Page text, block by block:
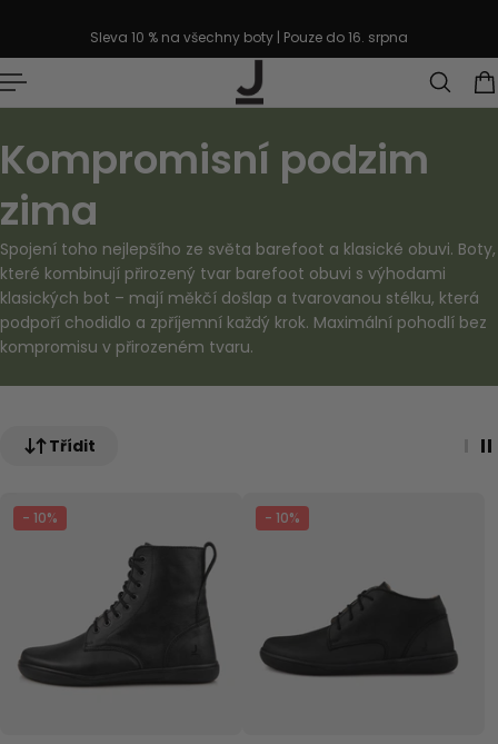
Sleva 10 % na všechny boty | Pouze do 16. srpna
Kompromisní podzim
zima
Spojení toho nejlepšího ze světa barefoot a klasické obuvi. Boty,
které kombinují přirozený tvar barefoot obuvi s výhodami
klasických bot – mají měkčí došlap a tvarovanou stélku, která
podpoří chodidlo a zpříjemní každý krok. Maximální pohodlí bez
kompromisu v přirozeném tvaru.
Třídit
- 10% - 10%